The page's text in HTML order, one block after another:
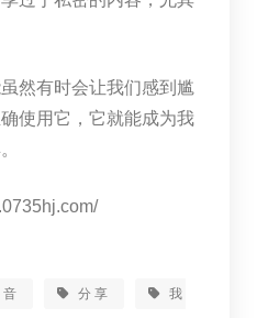
然有时会让我们感到尴
使用它，它就能成为我
分享
我